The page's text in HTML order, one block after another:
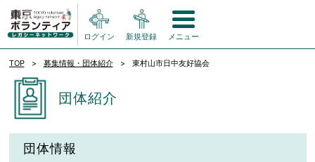
ログイン 新規登録 メニュー
TOP 募集情報・団体紹介 東村山市日中友好協会
団体紹介
団体情報